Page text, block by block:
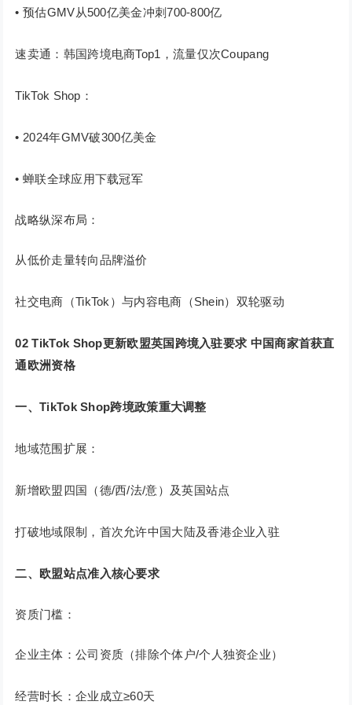
• 预估GMV从500亿美金冲刺700-800亿
速卖通：韩国跨境电商Top1，流量仅次Coupang
TikTok Shop：
• 2024年GMV破300亿美金
• 蝉联全球应用下载冠军
战略纵深布局：
从低价走量转向品牌溢价
社交电商（TikTok）与内容电商（Shein）双轮驱动
02 TikTok Shop更新欧盟英国跨境入驻要求 中国商家首获直
通欧洲资格
一、TikTok Shop跨境政策重大调整
地域范围扩展：
新增欧盟四国（德/西/法/意）及英国站点
打破地域限制，首次允许中国大陆及香港企业入驻
二、欧盟站点准入核心要求
资质门槛：
企业主体：公司资质（排除个体户/个人独资企业）
经营时长：企业成立≥60天